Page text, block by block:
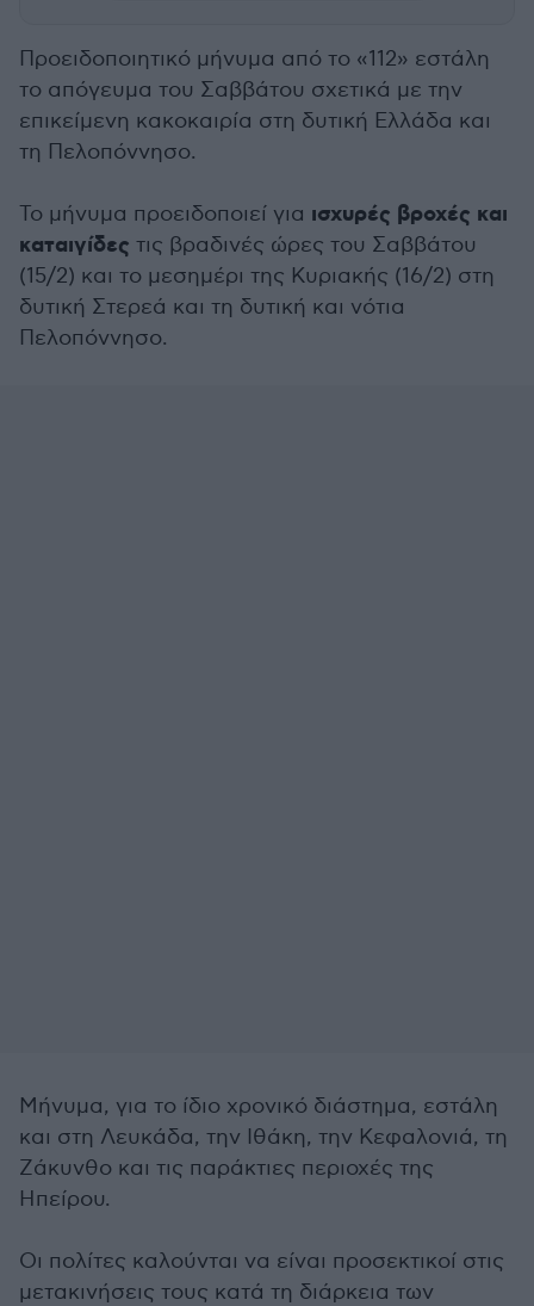
Προειδοποιητικό μήνυμα από το «112» εστάλη
το απόγευμα του Σαββάτου σχετικά με την
επικείμενη κακοκαιρία στη δυτική Ελλάδα και
τη Πελοπόννησο.
Το μήνυμα προειδοποιεί για ισχυρές βροχές και
καταιγίδες τις βραδινές ώρες του Σαββάτου
(15/2) και το μεσημέρι της Κυριακής (16/2) στη
δυτική Στερεά και τη δυτική και νότια
Πελοπόννησο.
Μήνυμα, για το ίδιο χρονικό διάστημα, εστάλη
και στη Λευκάδα, την Ιθάκη, την Κεφαλονιά, τη
Ζάκυνθο και τις παράκτιες περιοχές της
Ηπείρου.
Οι πολίτες καλούνται να είναι προσεκτικοί στις
μετακινήσεις τους κατά τη διάρκεια των